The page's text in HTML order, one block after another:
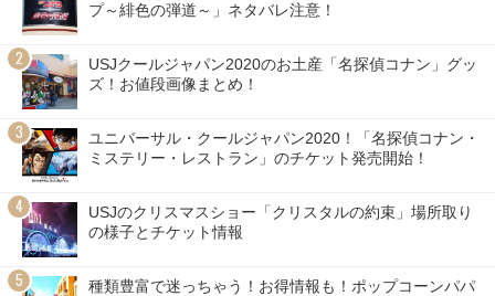
プ～緋色の弾道～」ネタバレ注意！
USJクールジャパン2020のお土産「名探偵コナン」グッ
ズ！お値段画像まとめ！
ユニバーサル・クールジャパン2020！「名探偵コナン・
ミステリー・レストラン」のチケット発売開始！
USJのクリスマスショー「クリスタルの約束」場所取り
の様子とチケット情報
種類豊富で迷っちゃう！お得情報も！ポップコーンパパ